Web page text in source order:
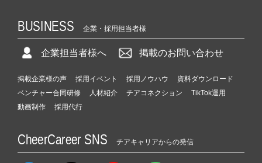
BUSINESS 企業・採用担当者様
企業担当者様へ 掲載のお問い合わせ
掲載企業様の声 採用イベント 採用ノウハウ
資料ダウンロード
ベンチャー合同研修
人材紹介 チアコネクション
TikTok運用
動画制作
採用代行
CheerCareer SNS チアキャリアからの発信